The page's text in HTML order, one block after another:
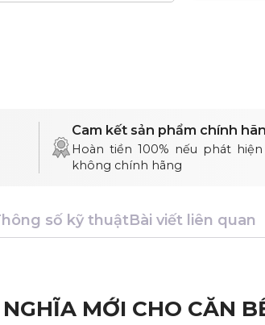
Cam kết sản phẩm chính
Hoàn tiền 100% nếu phát
không chính hãng
số kỹ thuậtBài viết liên quan
MỚI CHO CĂN